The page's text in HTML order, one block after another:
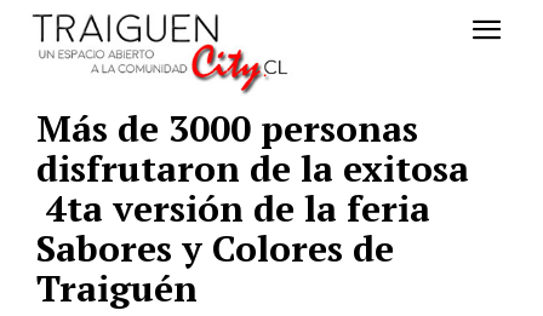
Más de 3000 personas
disfrutaron de la exitosa
4ta versión de la feria
Sabores y Colores de
Traiguén